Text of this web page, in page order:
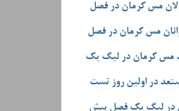
مس کرمان در فصل
مس کرمان در فصل
مس کرمان در لیگ یک
در اولین روز تست
در لیگ یک فصل پیش